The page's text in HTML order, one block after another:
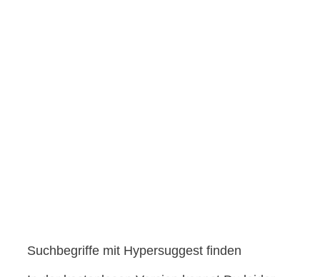
Suchbegriffe mit Hypersuggest finden